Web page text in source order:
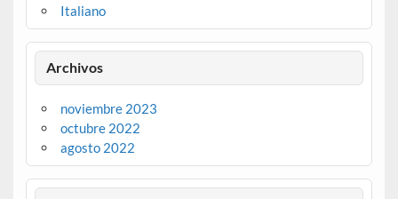
Italiano
Archivos
noviembre 2023
octubre 2022
agosto 2022